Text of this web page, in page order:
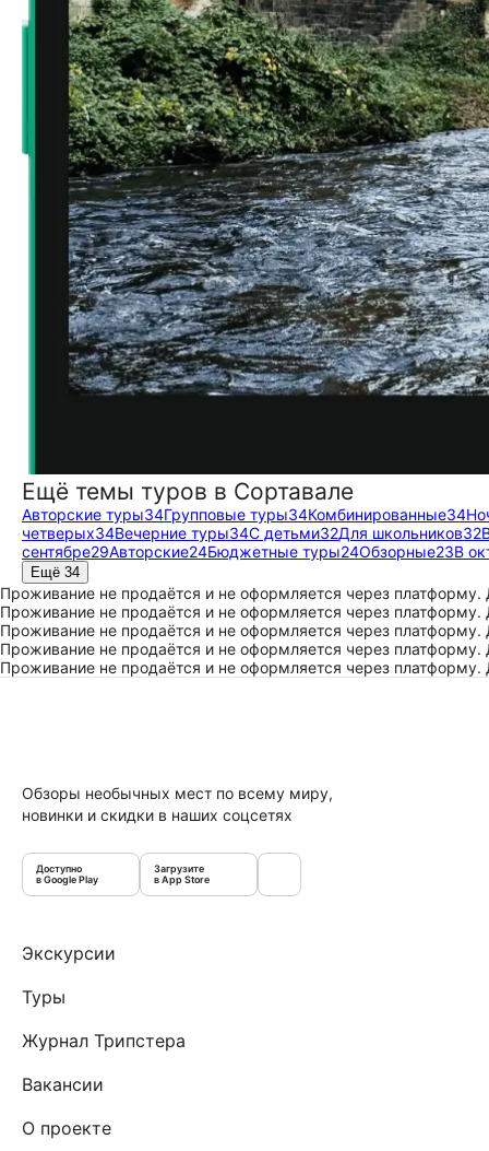
Ещё темы туров в Сортавале
Авторские туры34Групповые туры34Комбинированные34
четверых34Вечерние туры34С детьми32Для школьников32
сентябре29Авторские24Бюджетные туры24Обзорные23В
Ещё 34
Проживание не продаётся и не оформляется через
Проживание не продаётся и не оформляется через
Проживание не продаётся и не оформляется через
Проживание не продаётся и не оформляется через
Проживание не продаётся и не оформляется через
Обзоры необычных мест по всему миру,
новинки и скидки в наших соцсетях
Доступно
в Google Play
Загрузите
в App Store
Экскурсии
Туры
Журнал Трипстера
Вакансии
О проекте